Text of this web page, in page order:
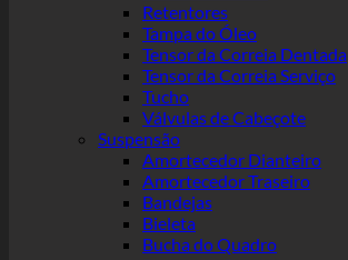
Retentores
Tampa do Óleo
Tensor da Correia Dentada
Tensor da Correia Serviço
Tucho
Válvulas de Cabeçote
Suspensão
Amortecedor Dianteiro
Amortecedor Traseiro
Bandejas
Bieleta
Bucha do Quadro